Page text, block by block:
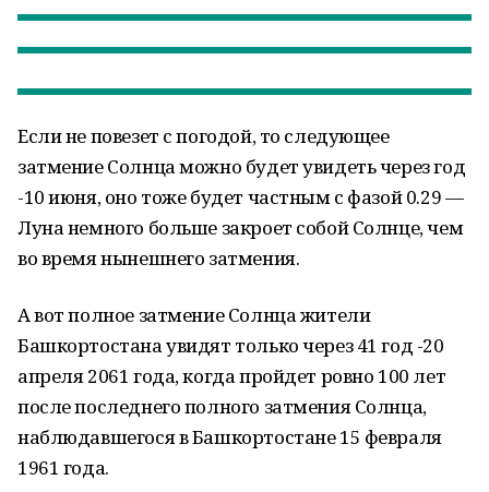
Если не повезет с погодой, то следующее
затмение Солнца можно будет увидеть через год
-10 июня, оно тоже будет частным с фазой 0.29 —
Луна немного больше закроет собой Солнце, чем
во время нынешнего затмения.
А вот полное затмение Солнца жители
Башкортостана увидят только через 41 год -20
апреля 2061 года, когда пройдет ровно 100 лет
после последнего полного затмения Солнца,
наблюдавшегося в Башкортостане 15 февраля
1961 года.